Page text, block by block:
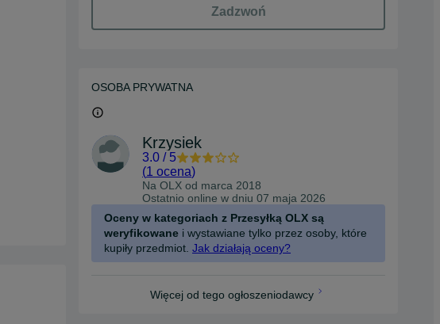
Zadzwoń
OSOBA PRYWATNA
Krzysiek
3.0 / 5
(1 ocena)
Na OLX od marca 2018
Ostatnio online w dniu 07 maja 2026
Oceny w kategoriach z Przesyłką OLX są
weryfikowane i wystawiane tylko przez osoby, które
kupiły przedmiot. Jak działają oceny?
Więcej od tego ogłoszeniodawcy